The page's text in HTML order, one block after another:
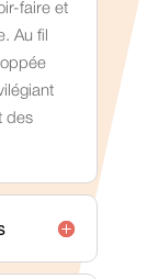
faire et
Au fil
des